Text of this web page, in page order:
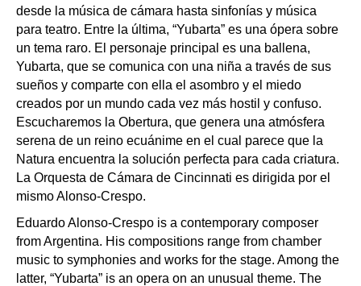
desde la música de cámara hasta sinfonías y música
para teatro. Entre la última, “Yubarta” es una ópera sobre
un tema raro. El personaje principal es una ballena,
Yubarta, que se comunica con una niña a través de sus
sueños y comparte con ella el asombro y el miedo
creados por un mundo cada vez más hostil y confuso.
Escucharemos la Obertura, que genera una atmósfera
serena de un reino ecuánime en el cual parece que la
Natura encuentra la solución perfecta para cada criatura.
La Orquesta de Cámara de Cincinnati es dirigida por el
mismo Alonso-Crespo.
Eduardo Alonso-Crespo is a contemporary composer
from Argentina. His compositions range from chamber
music to symphonies and works for the stage. Among the
latter, “Yubarta” is an opera on an unusual theme. The